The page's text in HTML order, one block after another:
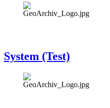
System (Test)